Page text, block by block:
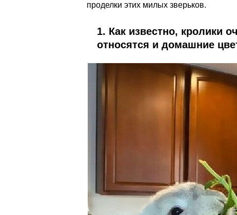
проделки этих милых зверьков.
1. Как известно, кролики
относятся и домашние